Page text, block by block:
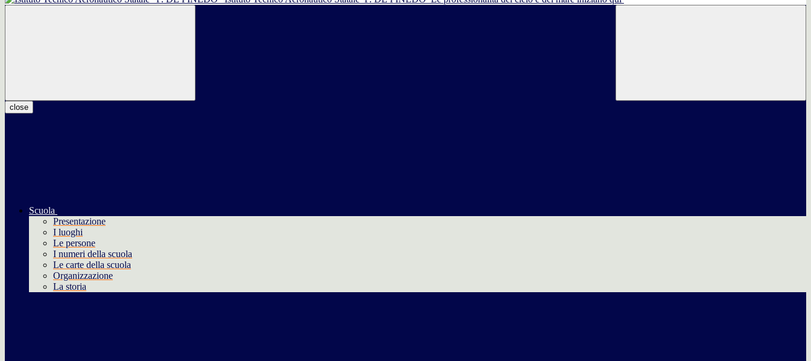
close
Scuola
Presentazione
I luoghi
Le persone
I numeri della scuola
Le carte della scuola
Organizzazione
La storia